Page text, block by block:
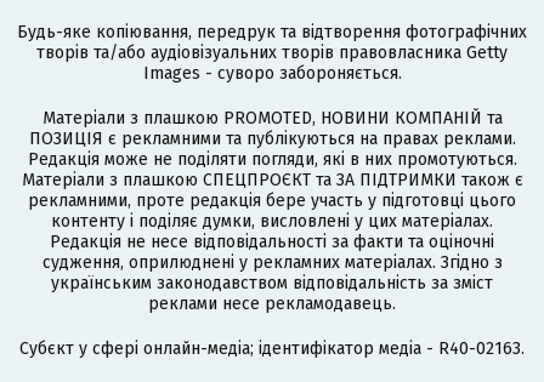
Будь-яке копіювання, передрук та відтворення фотографічних
творів та/або аудіовізуальних творів правовласника Getty
Images - суворо забороняється.
Матеріали з плашкою PROMOTED, НОВИНИ КОМПАНІЙ та
ПОЗИЦІЯ є рекламними та публікуються на правах реклами.
Редакція може не поділяти погляди, які в них промотуються.
Матеріали з плашкою СПЕЦПРОЄКТ та ЗА ПІДТРИМКИ також є
рекламними, проте редакція бере участь у підготовці цього
контенту і поділяє думки, висловлені у цих матеріалах.
Редакція не несе відповідальності за факти та оціночні
судження, оприлюднені у рекламних матеріалах. Згідно з
українським законодавством відповідальність за зміст
реклами несе рекламодавець.
Cубєкт у сфері онлайн-медіа; ідентифікатор медіа - R40-02163.